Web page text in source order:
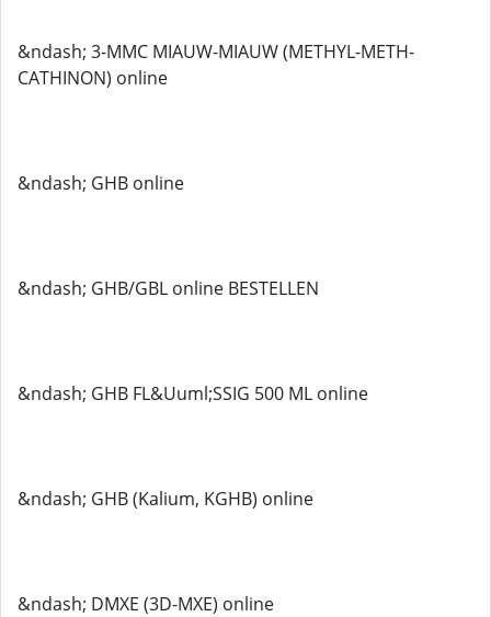
&ndash; 3-MMC MIAUW-MIAUW (METHYL-METH-
CATHINON) online
&ndash; GHB online
&ndash; GHB/GBL online BESTELLEN
&ndash; GHB FL&Uuml;SSIG 500 ML online
&ndash; GHB (Kalium, KGHB) online
&ndash; DMXE (3D-MXE) online